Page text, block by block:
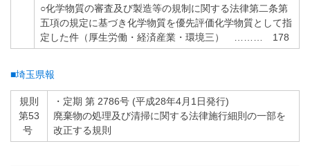
○化学物質の審査及び製造等の規制に関する法律第二条第
五項の規定に基づき化学物質を優先評価化学物質として指
定した件（厚生労働・経済産業・環境三） ……… 178
■埼玉県報
規則
第53
号
・定期 第 2786号 (平成28年4月1日発行)
廃棄物の処理及び清掃に関する法律施行細則の一部を
改正する規則